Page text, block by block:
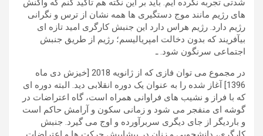
شدتی تجربه نکرده ایم. باید بر این نکته هم تاکید کنم که واکنش
های رژیم مانند موج دستگیری ها همه نشان از ترس و نگرانی
رژیم دارد. رژیم هراس دارد این جنبش کارگری امید تازه ای
بیآفریند که بدون دخالت امپریالیسم؛ رژیم از طریق جنبش
اجتماعی سرنگون شود. ـ
در مجموع می توان فازی که از ژانویه 2018 [خیزش دی ماه
1396] آغاز شده را به عنوان یک دوره انقلابی دید. البته دوره ای
که با فراز و نشیب های فراوانی همراه است، گاه اعتراضات در
گوشه ای منفجر می شود و زمانی سکون و آرامش حاکم است
و باردیگر از جای دیگری سربرآورده و اوج می گیرد. جنبش